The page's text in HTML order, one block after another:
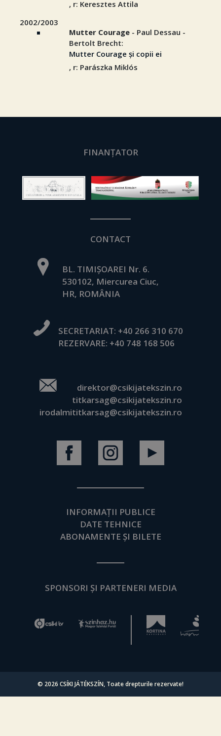
, r: Keresztes Attila
2002/2003
Mutter Courage - Paul Dessau -
Bertolt Brecht:
Mutter Courage și copii ei
, r: Parászka Miklós
FINANȚATOR
CONTACT
BL. TIMIȘOAREI Nr. 6.
530102, Miercurea Ciuc,
HR, ROMÂNIA
SECRETARIAT: +40 266 310 670
REZERVARE: +40 748 168 506
direktor@csikijatekszin.ro
titkarsag@csikijatekszin.ro
irodalmititkarsag@csikijatekszin.ro
INFORMAȚII PUBLICE
DATE TEHNICE
ABONAMENTE ȘI BILETE
SPONSORI ȘI PARTENERI MEDIA
© 2026 CSÍKI JÁTÉKSZÍN, Toate drepturile rezervate!